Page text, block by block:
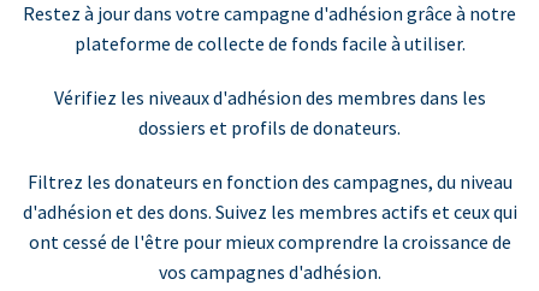
Restez à jour dans votre campagne d'adhésion grâce à notre
plateforme de collecte de fonds facile à utiliser.
Vérifiez les niveaux d'adhésion des membres dans les
dossiers et profils de donateurs.
Filtrez les donateurs en fonction des campagnes, du niveau
d'adhésion et des dons. Suivez les membres actifs et ceux qui
ont cessé de l'être pour mieux comprendre la croissance de
vos campagnes d'adhésion.